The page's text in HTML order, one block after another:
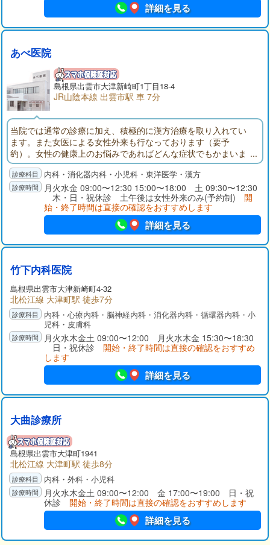
詳細を見る
あべ医院
島根県出雲市大津新崎町1丁目18-4
JR山陰本線 出雲市駅 車 7分
当院では通常の診療に加え、積極的に漢方治療を取り入れてい
ます。また女医による女性外来も行なっております（要予
約）。女性の健康上のお悩みであればどんな症状でもかまいま
せん。お気軽にご相談ください。
内科・消化器内科・小児科・東洋医学・漢方
月火水金 09:00〜12:30 15:00〜18:00 土 09:30〜12:30
木・日・祝休診 土午後は女性外来のみ(予約制) 開
始・終了時間は直接の確認をおすすめします
詳細を見る
竹下内科医院
島根県出雲市大津新崎町4-32
北松江線 大津町駅 徒歩7分
内科・心療内科・脳神経内科・消化器内科・循環器内科・小
児科・皮膚科
月火水木金土 09:00〜12:00 月火水木金 15:30〜18:30
日・祝休診 開始・終了時間は直接の確認をおすすめ
します
詳細を見る
大曲診療所
島根県出雲市大津町1941
北松江線 大津町駅 徒歩8分
内科・外科・小児科
月火水木金土 09:00〜12:00 金 17:00〜19:00 日・祝
休診 開始・終了時間は直接の確認をおすすめします
詳細を見る